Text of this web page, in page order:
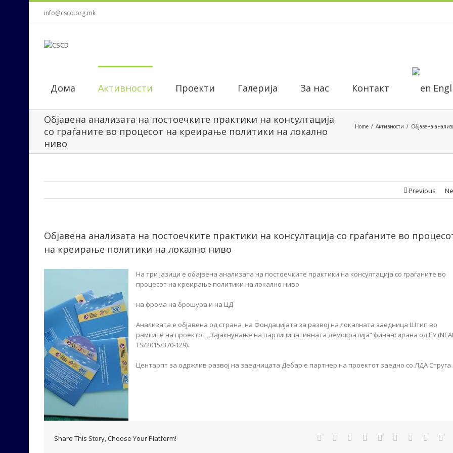
info@cscd.org.mk
Дома Активности Проекти Галерија За нас Контакт
Објавена анализата на постоечките практики на консултација
со граѓаните во процесот на креирање политики на локално
ниво
Home Активности Објавена
Previous
Објавена анализата на постоечките практики на консултација со граѓаните во
на креирање политики на локално ниво
На три јазици е обајвена анализата на постоечките практики на консултација со граѓаните во
процесот на креирање политики на локално ниво
на фрома на брошура и на ЦД
Анализата е објавена од страна на Фондацијата за развој на локалната заедница Штип во
рамките на проектот „Зајакнување на партиципативната демократија“ финансирана од ЕУ
TS/2015/370-129).
Центарпт за одржлив развој на заедницата Дебар е партнер на проектот заедно со ЛДА Струга
Share This Story, Choose Your Platform!